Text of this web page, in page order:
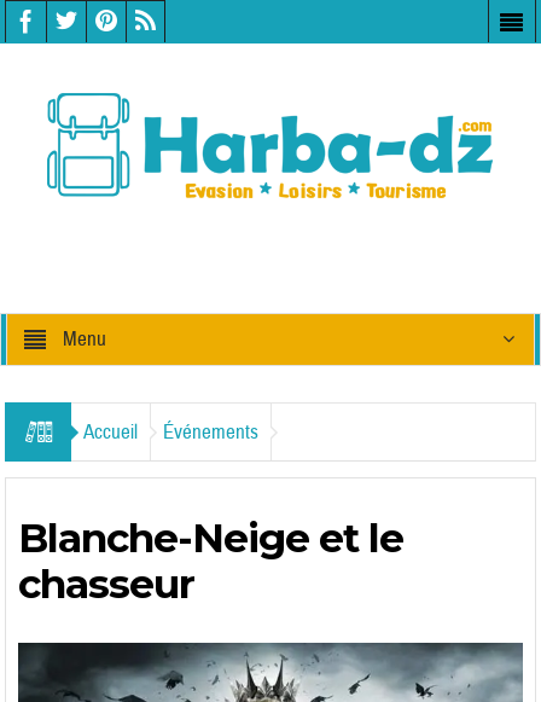
Menu
Accueil Événements
Blanche-Neige et le
chasseur